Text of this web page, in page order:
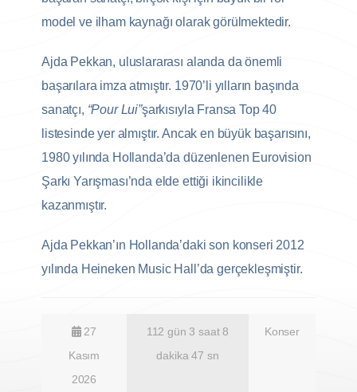
model ve ilham kaynağı olarak görülmektedir.
Ajda Pekkan, uluslararası alanda da önemli
başarılara imza atmıştır. 1970’li yılların başında
sanatçı, “Pour Lui”şarkısıyla Fransa Top 40
listesinde yer almıştır. Ancak en büyük başarısını,
1980 yılında Hollanda’da düzenlenen Eurovision
Şarkı Yarışması’nda elde ettiği ikincilikle
kazanmıştır.
Ajda Pekkan’ın Hollanda’daki son konseri 2012
yılında Heineken Music Hall’da gerçekleşmiştir.
27
Kasım
2026
112 gün 3 saat 8
dakika 46 sn
Konser